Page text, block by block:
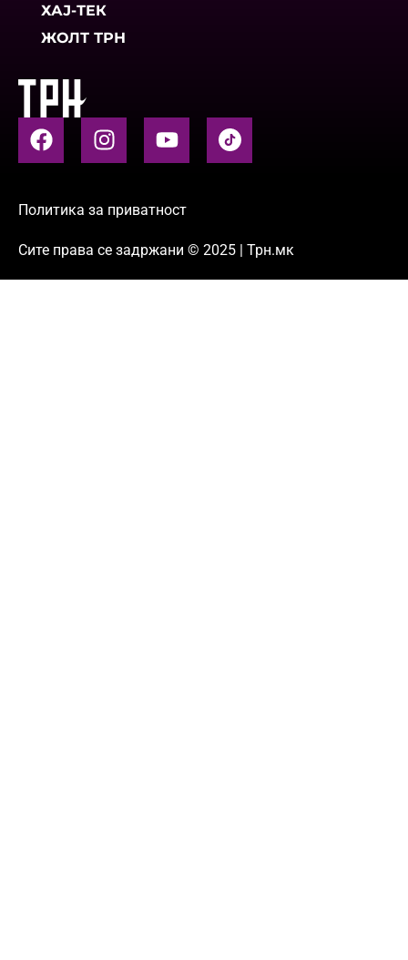
ХАЈ-ТЕК
ЖОЛТ ТРН
Политика за приватност
Сите права се задржани © 2025 | Трн.мк